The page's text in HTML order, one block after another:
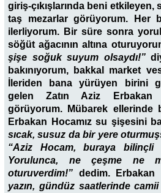
giriş-çıkışlarında beni etkileyen,
taş mezarlar görüyorum. Her
ilerliyorum. Bir süre sonra
söğüt ağacının altına
şişe soğuk suyum olsaydı!”
bakınıyorum, bakkal market
İleriden bana yürüyen birini
gelen Zatın Aziz Erbakan
görüyorum. Mübarek
Erbakan Hocamız su şişesini
sıcak, susuz da bir yere
“Aziz Hocam, buraya bilinçli
Yorulunca, ne çeşme ne
oturuverdim!” dedim. Erbakan
yazın, gündüz saatlerinde